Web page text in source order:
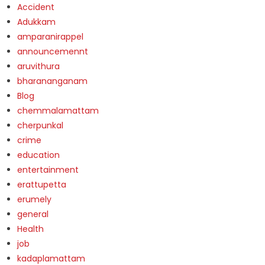
Accident
Adukkam
amparanirappel
announcemennt
aruvithura
bharananganam
Blog
chemmalamattam
cherpunkal
crime
education
entertainment
erattupetta
erumely
general
Health
job
kadaplamattam